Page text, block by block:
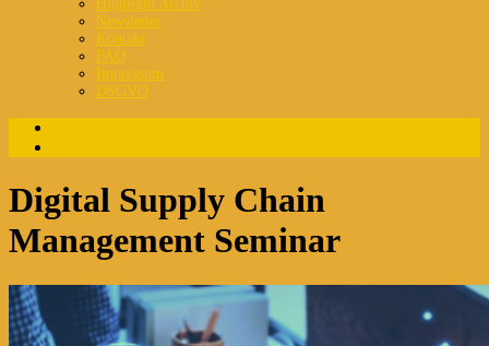
Highlight Archiv
Newsletter
Kontakt
FAQ
Impressum
DSGVO
Digital Supply Chain
Management Seminar